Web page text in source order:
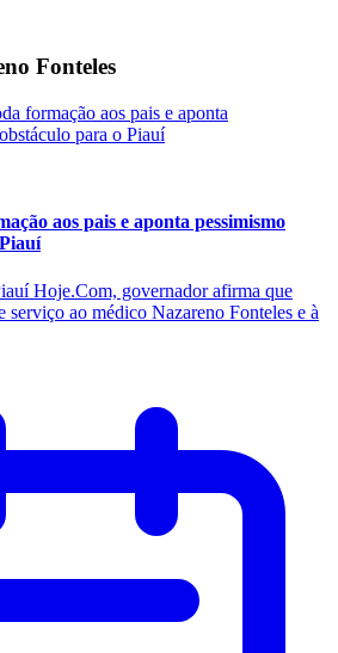
Fonteles
aos pais e aponta pessimismo
Hoje.Com, governador afirma que
serviço ao médico Nazareno Fonteles e à